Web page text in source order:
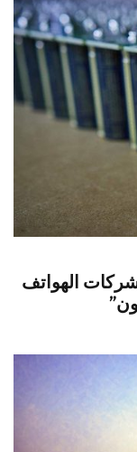
الهواتف